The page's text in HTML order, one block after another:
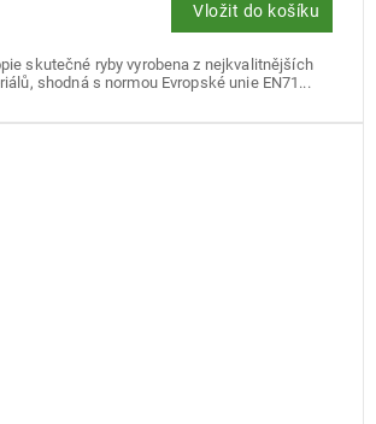
Vložit do košíku
skutečné ryby vyrobena z nejkvalitnějších
shodná s normou Evropské unie EN71...